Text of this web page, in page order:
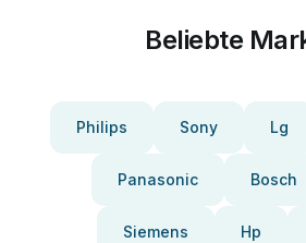
Beliebte
Philips Sony Lg
Panasonic Bosch
Siemens Hp